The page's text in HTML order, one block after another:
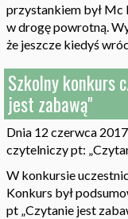
przystankiem był Mc
w drogę powrotną.
że jeszcze kiedyś
Szkolny konkurs
jest zabawą"
Dnia 12 czerwca
czytelniczy pt:
W konkursie
Konkurs był
pt „Czytanie jest